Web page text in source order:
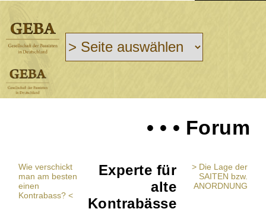
• • • Forum
Wie verschickt
man am besten
einen
Kontrabass? <
Experte für
alte
Kontrabässe
> Die Lage der
SAITEN bzw.
ANORDNUNG